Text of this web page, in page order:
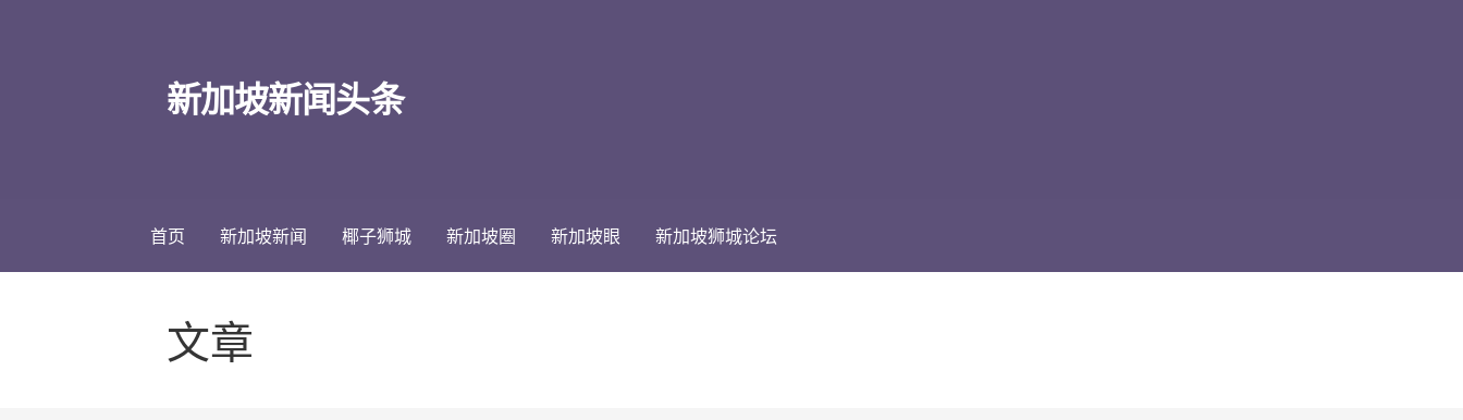
新加坡新闻头条
首页 新加坡新闻 椰子狮城 新加坡圈 新加坡眼 新加坡狮城论坛
文章